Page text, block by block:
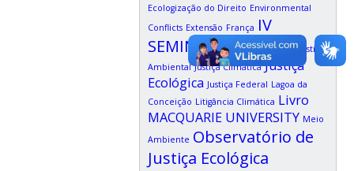
Ecologização do Direito Environmental
Conflicts Extensão França IV
SEMINÁRIO CLÍNICA
Justiça
Ambiental Justiça Climática Justiça
Ecológica Justiça Federal Lagoa da
Conceição Litigância Climática Livro
MACQUARIE UNIVERSITY Meio
Ambiente Observatório de
Justiça Ecológica